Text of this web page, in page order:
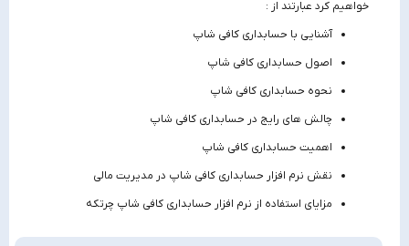
خواهیم کرد عبارتند از :
آشنایی با حسابداری کافی‌ شاپ
اصول حسابداری کافی شاپ
نحوه حسابداری کافی شاپ
چالش‌ های رایج در حسابداری کافی شاپ
اهمیت حسابداری کافی شاپ
نقش نرم افزار حسابداری کافی شاپ در مدیریت مالی
مزایای استفاده از نرم افزار حسابداری کافی شاپ چرتکه